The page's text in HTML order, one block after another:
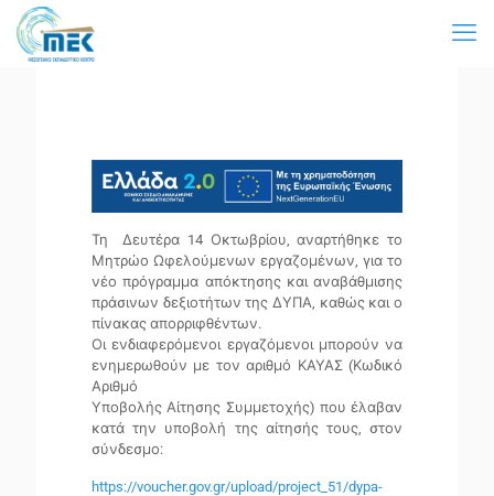
Τη Δευτέρα 14 Οκτωβρίου, αναρτήθηκε το
Μητρώο Ωφελούμενων εργαζομένων, για το
νέο πρόγραμμα απόκτησης και αναβάθμισης
πράσινων δεξιοτήτων της ΔΥΠΑ, καθώς και ο
πίνακας απορριφθέντων.
Οι ενδιαφερόμενοι εργαζόμενοι μπορούν να
ενημερωθούν με τον αριθμό ΚΑΥΑΣ (Κωδικό
Αριθμό
Υποβολής Αίτησης Συμμετοχής) που έλαβαν
κατά την υποβολή της αίτησής τους, στον
σύνδεσμο:
https://voucher.gov.gr/upload/project_51/dypa-